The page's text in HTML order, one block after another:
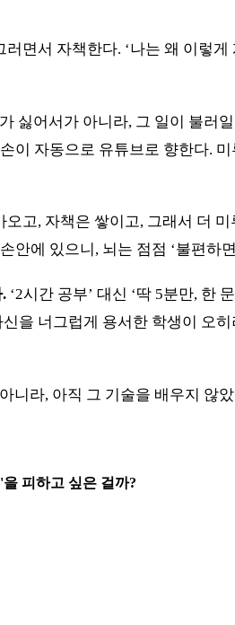
면서 자책한다. ‘나는 왜 이렇
싫어서가 아니라, 그 일이 불러
자동으로 유튜브로 향한다.
고, 자책은 쌓이고, 그래서 더
에 있으니, 뇌는 점점 ‘불편하
‘2시간 공부’ 대신 ‘딱 5분만, 한
을 너그럽게 용서한 학생이 오
니라, 아직 그 기술을 배우지 않
피하고 싶은 걸까?